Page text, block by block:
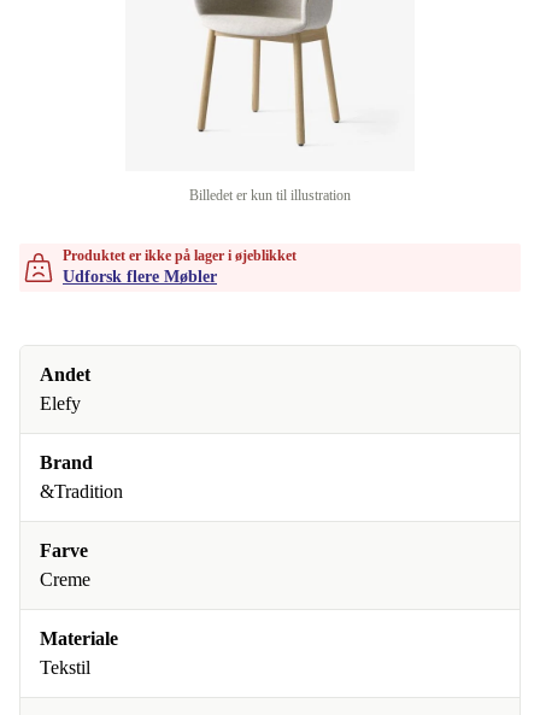
Billedet er kun til illustration
Produktet er ikke på lager i øjeblikket
Udforsk flere Møbler
Andet
Elefy
Brand
&Tradition
Farve
Creme
Materiale
Tekstil